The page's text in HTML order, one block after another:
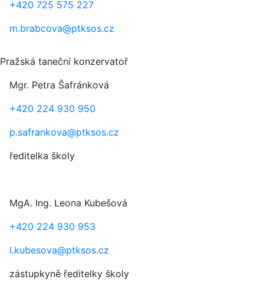
+420 725 575 227
m.brabcova@ptksos.cz
Pražská taneční konzervatoř
Mgr. Petra Šafránková
+420 224 930 950
p.safrankova@ptksos.cz
ředitelka školy
MgA. Ing. Leona Kubešová
+420 224 930 953
l.kubesova@ptksos.cz
zástupkyně ředitelky školy